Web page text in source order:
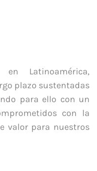
Latinoamérica,
plazo sustentadas
para ello con un
con la
valor para nuestros